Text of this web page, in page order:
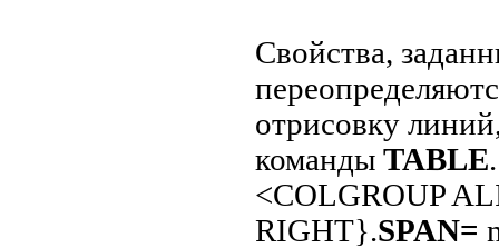
Свойства,
отрисовку
команды TABLE.
<COLGROUP
RIGHT}.SPAN=